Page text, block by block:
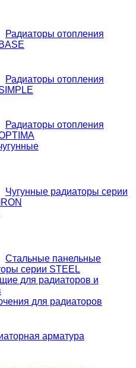
Радиаторы отопления
Радиаторы отопления
Радиаторы отопления
Чугунные радиаторы серии
Стальные панельные
серии STEEL
для радиаторов и
для радиаторов
арматура